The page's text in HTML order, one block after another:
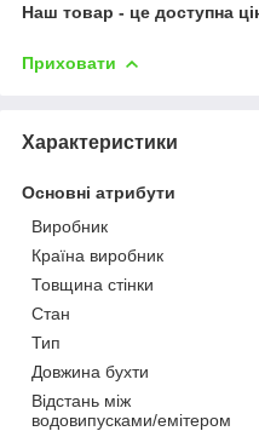
Наш товар - це доступна
Приховати
Характеристики
Основні атрибути
Виробник
Країна виробник
Товщина стінки
Стан
Тип
Довжина бухти
Відстань між
водовипусками/емітером